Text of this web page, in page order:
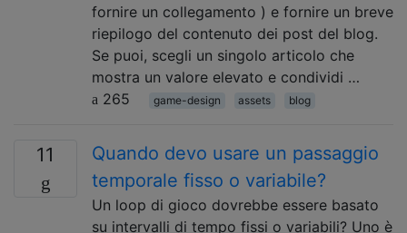
fornire un collegamento ) e fornire un breve
riepilogo del contenuto dei post del blog.
Se puoi, scegli un singolo articolo che
mostra un valore elevato e condividi …
265
game-design assets blog
11
Quando devo usare un passaggio
temporale fisso o variabile?
Un loop di gioco dovrebbe essere basato
su intervalli di tempo fissi o variabili? Uno è